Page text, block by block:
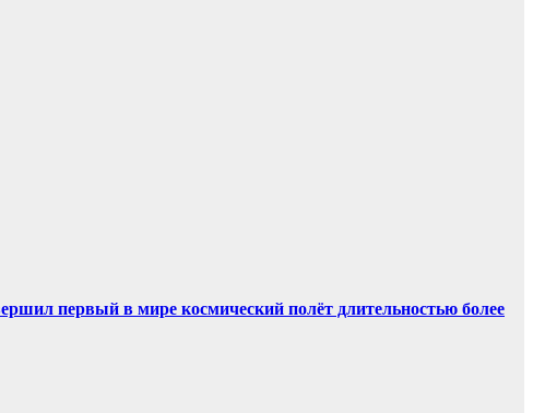
первый в мире космический полёт длительностью более